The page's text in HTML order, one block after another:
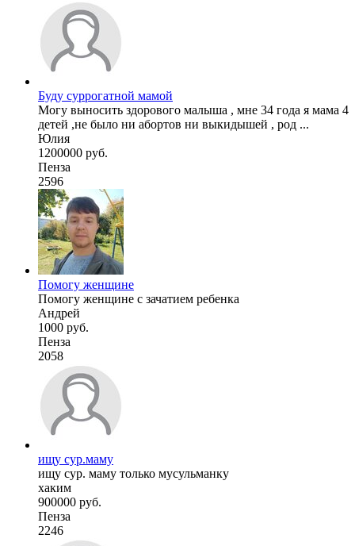
Буду суррогатной мамой
Могу выносить здорового малыша , мне 34 года я мама 4
детей ,не было ни абортов ни выкидышей , род ...
Юлия
1200000 руб.
Пенза
2596
Помогу женщине
Помогу женщине с зачатием ребенка
Андрей
1000 руб.
Пенза
2058
ищу сур.маму
ищу сур. маму только мусульманку
хаким
900000 руб.
Пенза
2246